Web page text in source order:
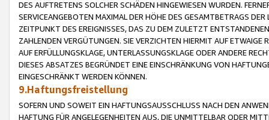
DES AUFTRETENS SOLCHER SCHÄDEN HINGEWIESEN WURDEN.
SERVICEANGEBOTEN MAXIMAL DER HÖHE DES GESAMTBETRAGS
ZEITPUNKT DES EREIGNISSES, DAS ZU DEM ZULETZT
ZAHLENDEN VERGÜTUNGEN. SIE VERZICHTEN HIERMIT AUF
AUF ERFÜLLUNGSKLAGE, UNTERLASSUNGSKLAGE ODER ANDERE
DIESES ABSATZES BEGRÜNDET EINE EINSCHRÄNKUNG VON
EINGESCHRÄNKT WERDEN KÖNNEN.
9.Haftungsfreistellung
SOFERN UND SOWEIT EIN HAFTUNGSAUSSCHLUSS NACH DEN
HAFTUNG FÜR ANGELEGENHEITEN AUS, DIE UNMITTELBAR ODER